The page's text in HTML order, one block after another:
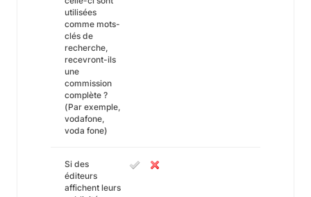
utilisées
comme mots-
clés de
recherche,
recevront-ils
une
commission
complète ?
(Par exemple,
vodafone,
voda fone)
Si des
éditeurs
affichent leurs